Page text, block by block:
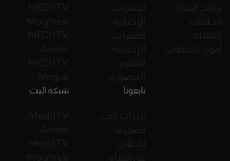
MEDI1TV
Maghreb
MEDI1TV
Arabic
MEDI1TV
Afrique
النشرات
الإخبارية
الفقرات
الإخبارية
التقارير
المصورة
برامج القناة
الحلقات
الكاملة
أقوى اللحظات
شبكة البث
Medi1TV
Arabic
Medi1TV
تابعونا
ترددات البث
اتصل بنا
للإعلان